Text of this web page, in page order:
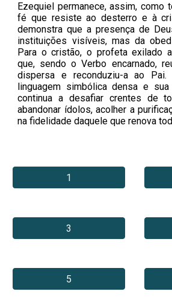
Ezequiel permanece, assim, como
fé que resiste ao desterro e à
demonstra que a presença de
instituições visíveis, mas da
Para o cristão, o profeta exilado
que, sendo o Verbo encarnado,
dispersa e reconduziu-a ao
linguagem simbólica densa e
continua a desafiar crentes de
abandonar ídolos, acolher a
na fidelidade daquele que renova
1
3
5